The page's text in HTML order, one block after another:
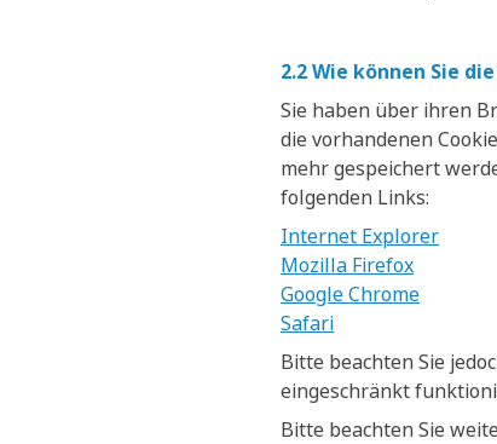
2.2 Wie können Sie
Sie haben über ihren
die vorhandenen
mehr gespeichert
folgenden Links:
Internet Explorer
Mozilla Firefox
Google Chrome
Safari
Bitte beachten Sie
eingeschränkt
Bitte beachten Sie